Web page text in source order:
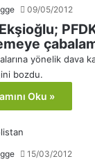
09/05/2012
yönelik dava
bozdu.
Oku »
15/03/2012